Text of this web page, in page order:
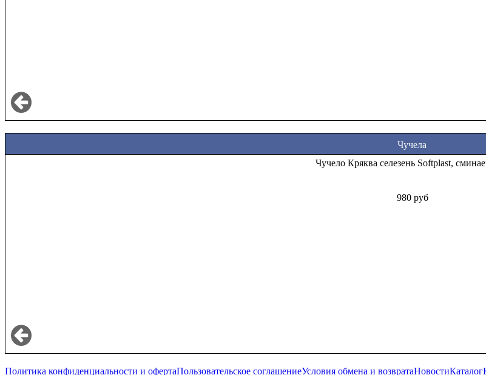
Чучела
Чучело Кряква селезень Softplast,
980 руб
Политика конфиденциальности и офертаПользовательское соглашениеУсловия обмена и возвратаНовостиКаталог